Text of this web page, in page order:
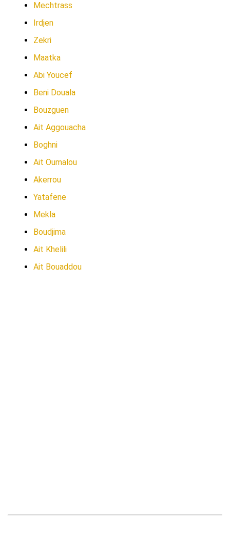
Mechtrass
Irdjen
Zekri
Maatka
Abi Youcef
Beni Douala
Bouzguen
Ait Aggouacha
Boghni
Ait Oumalou
Akerrou
Yatafene
Mekla
Boudjima
Ait Khelili
Ait Bouaddou